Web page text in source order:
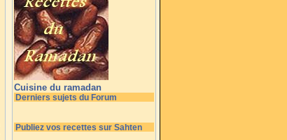
Cuisine du ramadan
Derniers sujets du Forum
Publiez vos recettes sur Sahten